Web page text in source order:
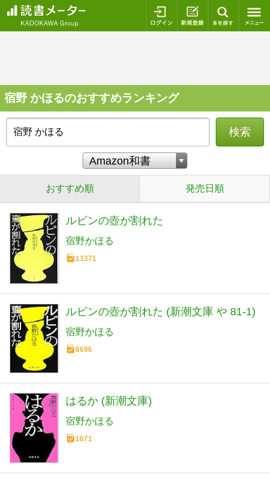
ログイン 新規登録
宿野 かほるのおすすめランキング
検索
おすすめ順 発売日順
ルビンの壺が割れた
宿野かほる
13371
ルビンの壺が割れた (新潮文庫 や 81-1)
宿野かほる
8696
はるか (新潮文庫)
宿野かほる
1671